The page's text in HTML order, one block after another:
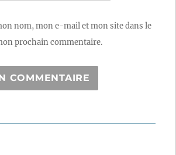
nom, mon e-mail et mon site dans le
prochain commentaire.